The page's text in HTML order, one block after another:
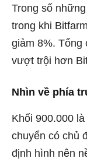
Trong số
trong khi
giảm 8%. Tổng
vượt trội hơn
Nhìn về phía
Khối 900.000
chuyển có chủ
định hình nên